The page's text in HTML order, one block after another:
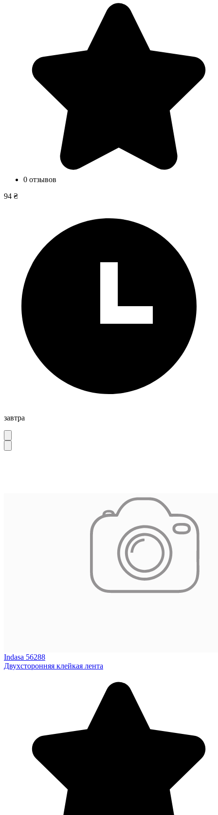
0 отзывов
94 ₴
завтра
Indasa 56288
Двухсторонняя клейкая лента